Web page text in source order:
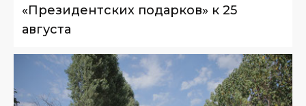
«Президентских подарков» к 25
августа